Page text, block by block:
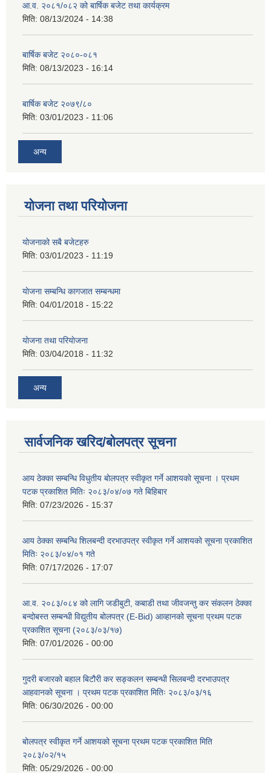
आ.व. २०८१/०८२ को बार्षिक बजेट तथा कार्यक्रम
मिति: 08/13/2024 - 14:38
बार्षिक बजेट २०८०-०८१
मिति: 08/13/2023 - 16:14
बार्षिक बजेट २०७९/८०
मिति: 03/01/2023 - 11:06
अन्य
योजना तथा परियोजना
योजनाको सबै बजेटहरु
मिति: 03/01/2023 - 11:19
याेजना सम्बन्धि कागजात सम्बन्धमा
मिति: 04/01/2018 - 15:22
याेजना तथा परियाेजना
मिति: 03/04/2018 - 11:32
अन्य
सार्वजनिक खरिद/बोलपत्र सूचना
आय ठेक्का सम्बन्धि विधुतीय बोलपत्र स्वीकृत गर्ने आशयको सूचना । प्रथम
पटक प्रकाशित मितिः २०८३/०४/०७ गते बिहिबार
मिति: 07/23/2026 - 15:37
आय ठेक्का सम्बन्धि शिलबन्दी दरभाउपत्र स्वीकृत गर्ने आशयको सूचना प्रकाशित
मितिः २०८३/०४/०१ गते
मिति: 07/17/2026 - 17:07
आ.व. २०८३/०८४ को लागि जडीबुटी, कबाडी तथा जीवजन्तु कर संकलन ठेक्का
बन्दोबस्त सम्बन्धी विद्युतीय बोलपत्र (E-Bid) आव्हानको सूचना प्रथम पटक
प्रकाशित सूचना (२०८३/०३/१७)
मिति: 07/01/2026 - 00:00
गुदरी बजारको बहाल बिटौरी कर सङ्कलन सम्बन्धी सिलबन्दी दरभाउपत्र
आहवानको सूचना । प्रथम पटक प्रकाशित मितिः २०८३/०३/१६
मिति: 06/30/2026 - 00:00
बोलपत्र स्वीकृत गर्ने आशयको सूचना प्रथम पटक प्रकाशित मिति
२०८३/०२/१५
मिति: 05/29/2026 - 00:00